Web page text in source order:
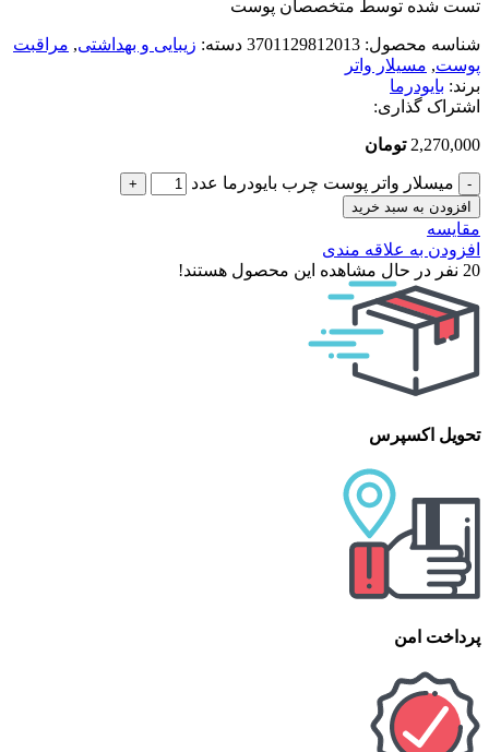
تست شده توسط متخصصان پوست
شناسه محصول: 3701129812013 دسته: زیبایی و بهداشتی, مراقبت
پوست, مسیلار واتر
برند: بایودرما
اشتراک گذاری:
2,270,000 تومان
میسلار واتر پوست چرب بایودرما عدد
افزودن به سبد خرید
مقایسه
افزودن به علاقه مندی
20 نفر در حال مشاهده این محصول هستند!
تحویل اکسپرس
پرداخت امن